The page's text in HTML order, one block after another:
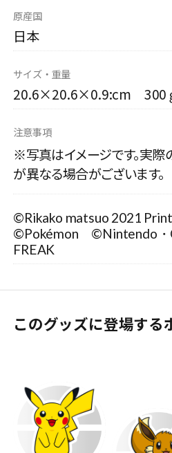
原産国
日本
サイズ・重量
20.6×20.6×0.9:cm 300
注意事項
※写真はイメージです。実際
が異なる場合がございます。
©Rikako matsuo 2021
©Pokémon ©Nintendo・
FREAK
このグッズに登場する